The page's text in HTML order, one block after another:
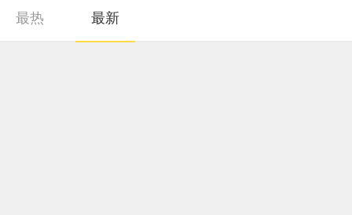
最热 最新